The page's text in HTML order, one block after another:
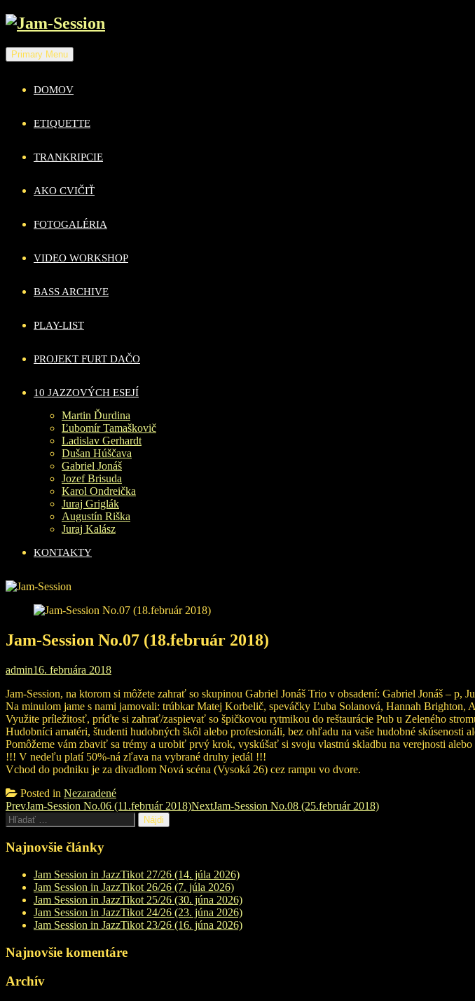
Skip
content
Primary Menu
DOMOV
ETIQUETTE
TRANKRIPCIE
AKO CVIČIŤ
FOTOGALÉRIA
VIDEO WORKSHOP
BASS ARCHIVE
PLAY-LIST
PROJEKT FURT DAČO
10 JAZZOVÝCH ESEJÍ
Martin Ďurdina
Ľubomír Tamaškovič
Ladislav Gerhardt
Dušan Húščava
Gabriel Jonáš
Jozef Brisuda
Karol Ondreička
Juraj Griglák
Augustín Riška
Juraj Kalász
KONTAKTY
Jam-Session No.07 (18.február 2018)
admin16. februára 2018
Jam-Session, na ktorom si môžete zahrať so skupinou Gabriel Jonáš Trio v obsadení: Gabriel Jonáš – p,
Na minulom jame s nami jamovali: trúbkar Matej Korbelič, speváčky Ľuba Solanová, Hannah
Využite príležitosť, príďte si zahrať/zaspievať so špičkovou rytmikou do reštaurácie Pub u Zeleného
Hudobníci amatéri, študenti hudobných škôl alebo profesionáli, bez ohľadu na vaše hudobné skúsenosti
Pomôžeme vám zbaviť sa trémy a urobiť prvý krok, vyskúšať si svoju vlastnú skladbu na verejnosti
!!! V nedeľu platí 50%-ná zľava na vybrané druhy jedál !!!
Vchod do podniku je za divadlom Nová scéna (Vysoká 26) cez rampu vo dvore.
Posted in Nezaradené
Post
navigation
PrevJam-Session No.06 (11.február 2018)NextJam-Session No.08 (25.február 2018)
Hľadať:
Najnovšie články
Jam Session in JazzTikot 27/26 (14. júla 2026)
Jam Session in JazzTikot 26/26 (7. júla 2026)
Jam Session in JazzTikot 25/26 (30. júna 2026)
Jam Session in JazzTikot 24/26 (23. júna 2026)
Jam Session in JazzTikot 23/26 (16. júna 2026)
Najnovšie komentáre
Archív